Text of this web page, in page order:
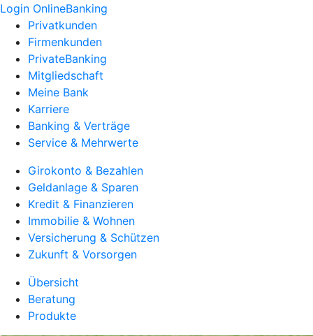
Login OnlineBanking
Privatkunden
Firmenkunden
PrivateBanking
Mitgliedschaft
Meine Bank
Karriere
Banking & Verträge
Service & Mehrwerte
Girokonto & Bezahlen
Geldanlage & Sparen
Kredit & Finanzieren
Immobilie & Wohnen
Versicherung & Schützen
Zukunft & Vorsorgen
Übersicht
Beratung
Produkte